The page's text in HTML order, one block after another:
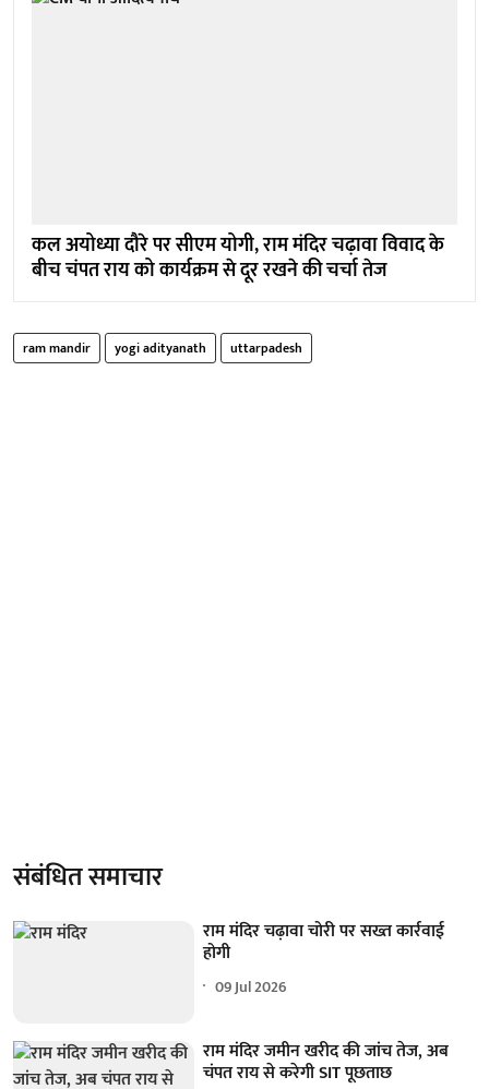
कल अयोध्या दौरे पर सीएम योगी, राम मंदिर चढ़ावा विवाद के
बीच चंपत राय को कार्यक्रम से दूर रखने की चर्चा तेज
ram mandir yogi adityanath uttarpadesh
संबंधित समाचार
राम मंदिर चढ़ावा चोरी पर सख्त कार्रवाई
होगी
09 Jul 2026
राम मंदिर जमीन खरीद की जांच तेज, अब
चंपत राय से करेगी SIT पूछताछ